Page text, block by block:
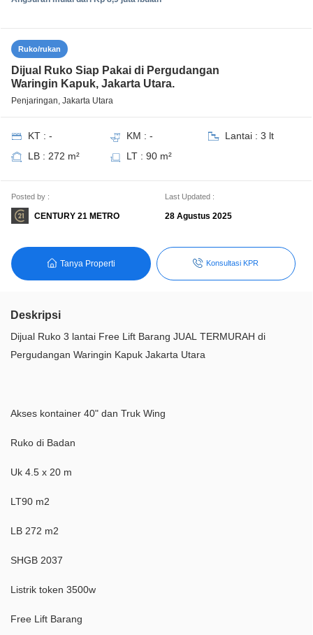
Ruko/rukan
Dijual Ruko Siap Pakai di Pergudangan
Waringin Kapuk, Jakarta Utara.
Penjaringan, Jakarta Utara
KT : - KM : -
Lantai : 3 lt
LB : 272 m²
LT : 90 m²
Posted by :
CENTURY 21 METRO
Last Updated :
28 Agustus 2025
Tanya Properti Konsultasi KPR
Deskripsi
Dijual Ruko 3 lantai Free Lift Barang JUAL TERMURAH di
Pergudangan Waringin Kapuk Jakarta Utara
Akses kontainer 40" dan Truk Wing
Ruko di Badan
Uk 4.5 x 20 m
LT90 m2
LB 272 m2
SHGB 2037
Listrik token 3500w
Free Lift Barang